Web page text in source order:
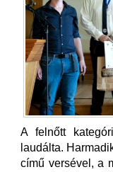
A felnőtt
laudálta.
című versével, a